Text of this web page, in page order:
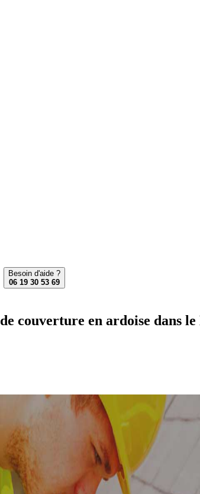
Besoin d'aide ?
06 19 30 53 69
couverture en ardoise dans